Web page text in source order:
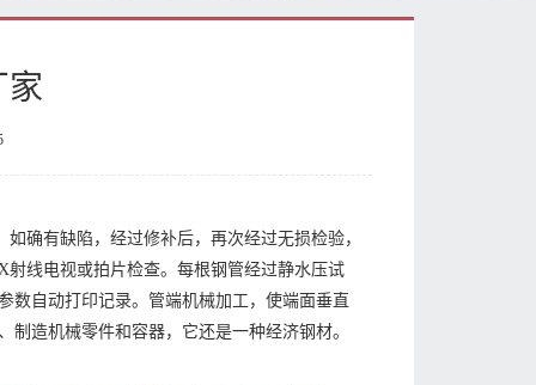
家
确有缺陷，经过修补后，再次经过无损检验，
线电视或拍片检查。每根钢管经过静水压试
数自动打印记录。管端机械加工，使端面垂直
造机械零件和容器，它还是一种经济钢材。